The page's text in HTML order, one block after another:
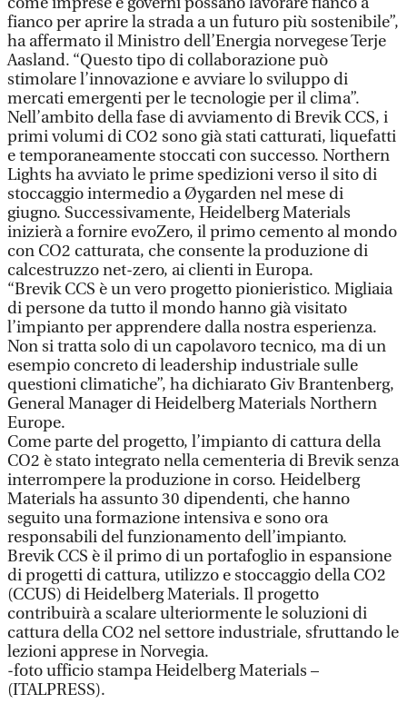
fianco per aprire la strada a un futuro più sostenibile”,
ha affermato il Ministro dell’Energia norvegese Terje
Aasland. “Questo tipo di collaborazione può
stimolare l’innovazione e avviare lo sviluppo di
mercati emergenti per le tecnologie per il clima”.
Nell’ambito della fase di avviamento di Brevik CCS, i
primi volumi di CO2 sono già stati catturati, liquefatti
e temporaneamente stoccati con successo. Northern
Lights ha avviato le prime spedizioni verso il sito di
stoccaggio intermedio a Øygarden nel mese di
giugno. Successivamente, Heidelberg Materials
inizierà a fornire evoZero, il primo cemento al mondo
con CO2 catturata, che consente la produzione di
calcestruzzo net-zero, ai clienti in Europa.
“Brevik CCS è un vero progetto pionieristico. Migliaia
di persone da tutto il mondo hanno già visitato
l’impianto per apprendere dalla nostra esperienza.
Non si tratta solo di un capolavoro tecnico, ma di un
esempio concreto di leadership industriale sulle
questioni climatiche”, ha dichiarato Giv Brantenberg,
General Manager di Heidelberg Materials Northern
Europe.
Come parte del progetto, l’impianto di cattura della
CO2 è stato integrato nella cementeria di Brevik senza
interrompere la produzione in corso. Heidelberg
Materials ha assunto 30 dipendenti, che hanno
seguito una formazione intensiva e sono ora
responsabili del funzionamento dell’impianto.
Brevik CCS è il primo di un portafoglio in espansione
di progetti di cattura, utilizzo e stoccaggio della CO2
(CCUS) di Heidelberg Materials. Il progetto
contribuirà a scalare ulteriormente le soluzioni di
cattura della CO2 nel settore industriale, sfruttando le
lezioni apprese in Norvegia.
-foto ufficio stampa Heidelberg Materials –
(ITALPRESS).